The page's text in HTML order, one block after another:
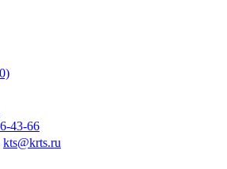
43-66
kts@krts.ru